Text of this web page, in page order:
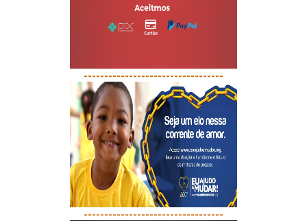
----------------------------------
----------------------------------